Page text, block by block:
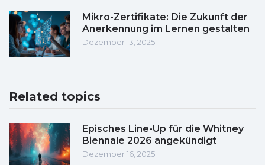
Mikro-Zertifikate: Die Zukunft der
Anerkennung im Lernen gestalten
Dezember 13, 2025
Related topics
Episches Line-Up für die Whitney
Biennale 2026 angekündigt
Dezember 16, 2025